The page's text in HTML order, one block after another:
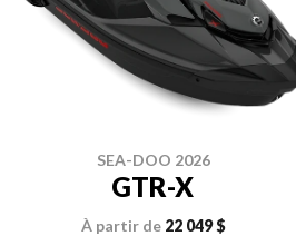
SEA-DOO 2026
GTR-X
À partir de 22 049 $